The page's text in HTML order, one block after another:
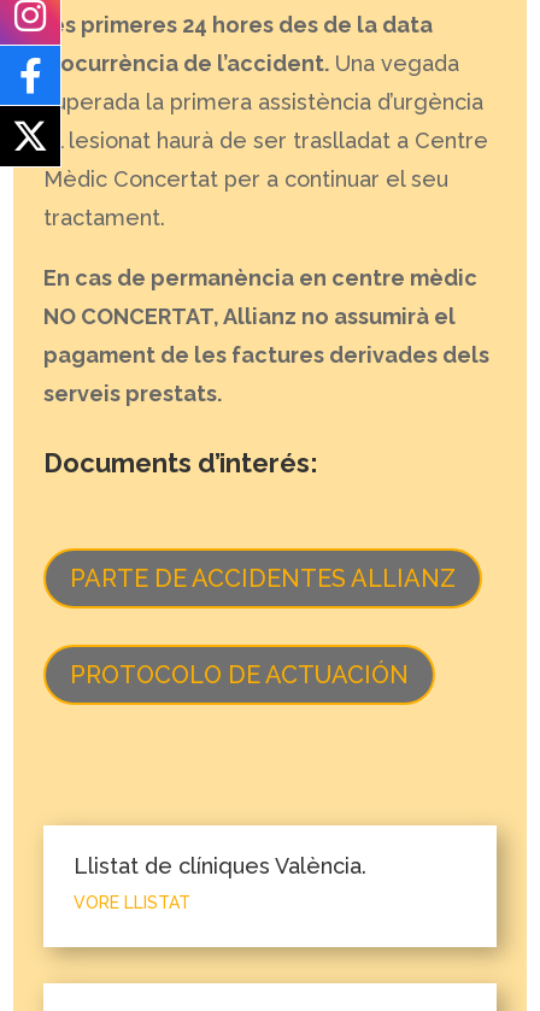
les primeres 24 hores des de la data
d’ocurrència de l’accident. Una vegada
superada la primera assistència d’urgència
el lesionat haurà de ser traslladat a Centre
Mèdic Concertat per a continuar el seu
tractament.
En cas de permanència en centre mèdic
NO CONCERTAT, Allianz no assumirà el
pagament de les factures derivades dels
serveis prestats.
Documents d’interés:
PARTE DE ACCIDENTES ALLIANZ
PROTOCOLO DE ACTUACIÓN
Llistat de clíniques València.
VORE LLISTAT